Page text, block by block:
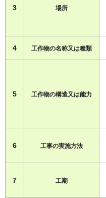
3 場所
4 工作物の名称又は種類
5 工作物の構造又は能力
6 工事の実施方法
7 工期